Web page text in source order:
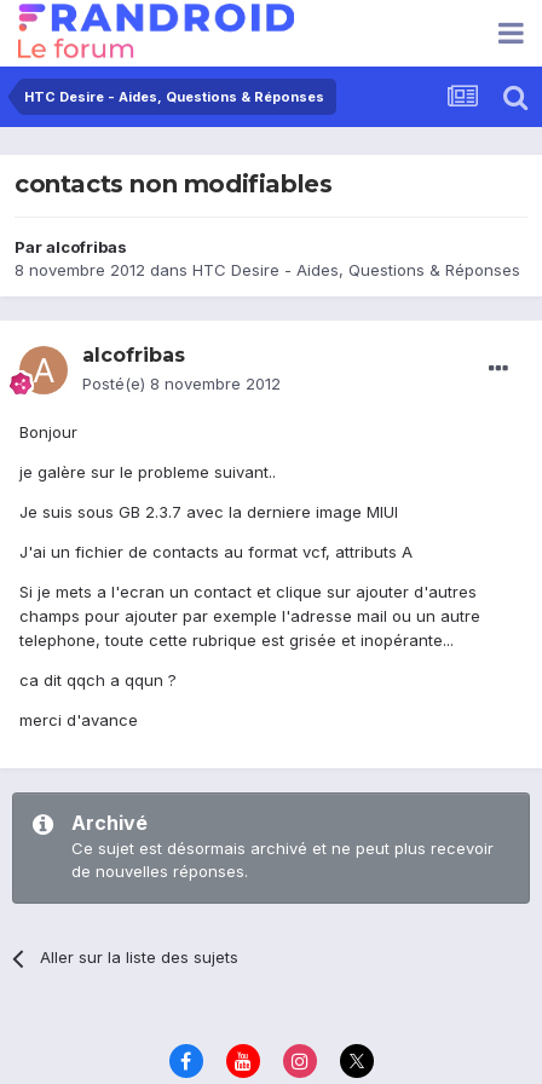
HTC Desire - Aides, Questions & Réponses
contacts non modifiables
Paralcofribas
8 novembre 2012 dans HTC Desire - Aides, Questions & Réponses
alcofribas
Posté(e) 8 novembre 2012
Bonjour
je galère sur le probleme suivant..
Je suis sous GB 2.3.7 avec la derniere image MIUI
J'ai un fichier de contacts au format vcf, attributs A
Si je mets a l'ecran un contact et clique sur ajouter d'autres
champs pour ajouter par exemple l'adresse mail ou un autre
telephone, toute cette rubrique est grisée et inopérante...
ca dit qqch a qqun ?
merci d'avance
Archivé
Ce sujet est désormais archivé et ne peut plus recevoir
de nouvelles réponses.
Aller sur la liste des sujets